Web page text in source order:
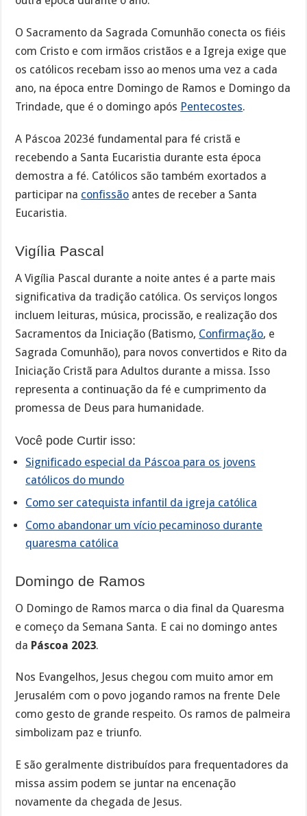
O Sacramento da Sagrada Comunhão conecta os fiéis
com Cristo e com irmãos cristãos e a Igreja exige que
os católicos recebam isso ao menos uma vez a cada
ano, na época entre Domingo de Ramos e Domingo da
Trindade, que é o domingo após Pentecostes.
A Páscoa 2023é fundamental para fé cristã e
recebendo a Santa Eucaristia durante esta época
demostra a fé. Católicos são também exortados a
participar na confissão antes de receber a Santa
Eucaristia.
Vigília Pascal
A Vigília Pascal durante a noite antes é a parte mais
significativa da tradição católica. Os serviços longos
incluem leituras, música, procissão, e realização dos
Sacramentos da Iniciação (Batismo, Confirmação, e
Sagrada Comunhão), para novos convertidos e Rito da
Iniciação Cristã para Adultos durante a missa. Isso
representa a continuação da fé e cumprimento da
promessa de Deus para humanidade.
Você pode Curtir isso:
Significado especial da Páscoa para os jovens
católicos do mundo
Como ser catequista infantil da igreja católica
Como abandonar um vício pecaminoso durante
quaresma católica
Domingo de Ramos
O Domingo de Ramos marca o dia final da Quaresma
e começo da Semana Santa. E cai no domingo antes
da Páscoa 2023.
Nos Evangelhos, Jesus chegou com muito amor em
Jerusalém com o povo jogando ramos na frente Dele
como gesto de grande respeito. Os ramos de palmeira
simbolizam paz e triunfo.
E são geralmente distribuídos para frequentadores da
missa assim podem se juntar na encenação
novamente da chegada de Jesus.